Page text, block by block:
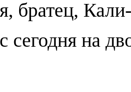
братец,
сегодня на